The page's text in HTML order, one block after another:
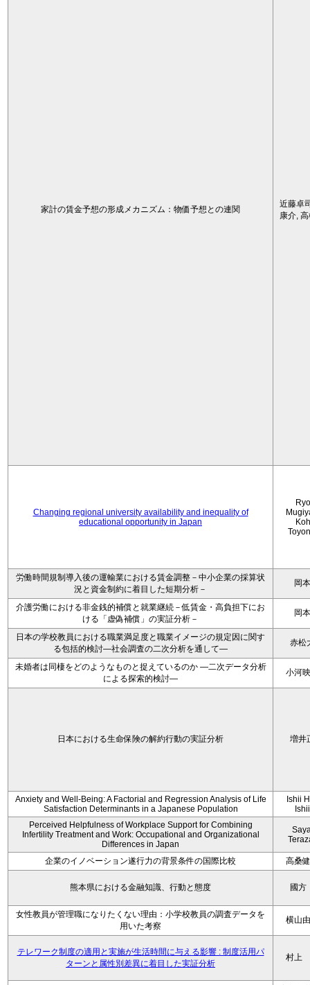
家計の賃金予想の形成メカニズム：物価予想との連関
近藤卓
康介,
Changing regional university availability and inequality of
educational opportunity in Japan
労働時間規制導入後の運輸業における賃金調整－中小企業の採算状
況と資金制約に着目した短期分析－
岡
介護労働における非金銭的補償と就業継続－低賃金・高負担下にお
ける「虚偽補償」の実証分析－
岡
日本の学校教員における職業満足度と職業イメージの規定因に関す
る包括的検討―社会調査の二次分析を通して―
赤松
未婚者は同棲をどのようなものと捉えているのか —二次データ分析
による探索的検討—
小河
日本における生命保険の解約行動の実証分析 増井
Anxiety and Well-Being: A Factorial and Regression Analysis of Life
Satisfaction Determinants in a Japanese Population
Ishii
Perceived Helpfulness of Workplace Support for Combining
Infertility Treatment and Work: Occupational and Organizational
Differences in Japan
企業のイノベーション遂行力の背景条件の国際比較 高桑
熊本県における金融知識、行動と態度 國
女性教員が管理職になりたくない理由：小学校教員の調査データを
用いた考察
横山
テレワーク制度の適用と実施が生活時間に与える影響 : 制度活用パ
ターンと属性別差異に着目した実証分析
村上